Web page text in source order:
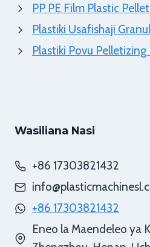
PP PE Film Plastic
Plastiki Usafishaji
Plastiki Povu Pelletizing
Wasiliana Nasi
+86 17303821432
+86 17303821432
Eneo la Maendeleo ya